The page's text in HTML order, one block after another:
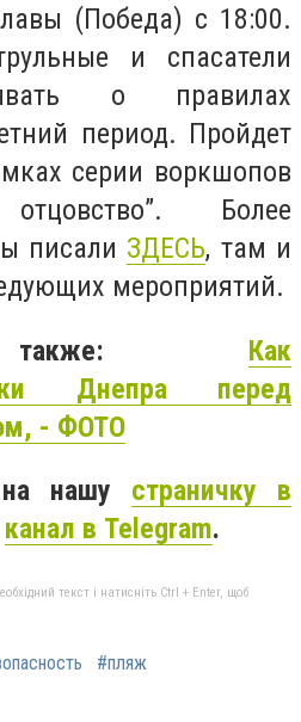
(Победа) с 18:00.
и спасатели
о правилах
период. Пройдет
серии воркшопов
отцовство”. Более
писали ЗДЕСЬ, там и
мероприятий.
также: Как
Днепра перед
- ФОТО
на нашу страничку в
канал в Telegram.
текст і натисніть Ctrl + Enter, щоб
#пляж